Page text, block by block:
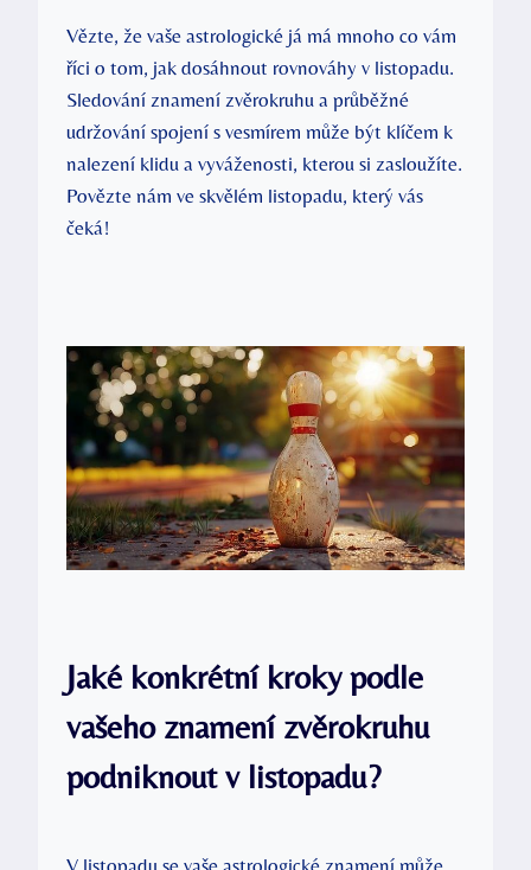
Vězte, že vaše astrologické já má mnoho co vám
říci o tom, jak dosáhnout rovnováhy v listopadu.
Sledování znamení zvěrokruhu a průběžné
udržování spojení s vesmírem může být klíčem k
nalezení klidu a vyváženosti, kterou si zasloužíte.
Povězte nám ve skvělém listopadu, který vás
čeká!
Jaké konkrétní kroky podle
vašeho znamení zvěrokruhu
podniknout v listopadu?
V listopadu se vaše astrologické znamení může